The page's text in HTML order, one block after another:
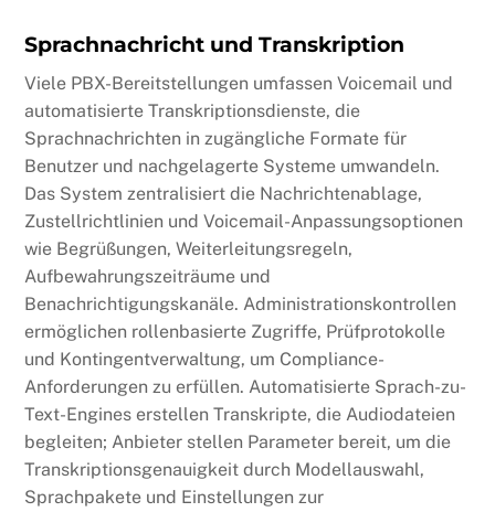
Sprachnachricht und Transkription
Viele PBX-Bereitstellungen umfassen Voicemail und
automatisierte Transkriptionsdienste, die
Sprachnachrichten in zugängliche Formate für
Benutzer und nachgelagerte Systeme umwandeln.
Das System zentralisiert die Nachrichtenablage,
Zustellrichtlinien und Voicemail-Anpassungsoptionen
wie Begrüßungen, Weiterleitungsregeln,
Aufbewahrungszeiträume und
Benachrichtigungskanäle. Administrationskontrollen
ermöglichen rollenbasierte Zugriffe, Prüfprotokolle
und Kontingentverwaltung, um Compliance-
Anforderungen zu erfüllen. Automatisierte Sprach-zu-
Text-Engines erstellen Transkripte, die Audiodateien
begleiten; Anbieter stellen Parameter bereit, um die
Transkriptionsgenauigkeit durch Modellauswahl,
Sprachpakete und Einstellungen zur